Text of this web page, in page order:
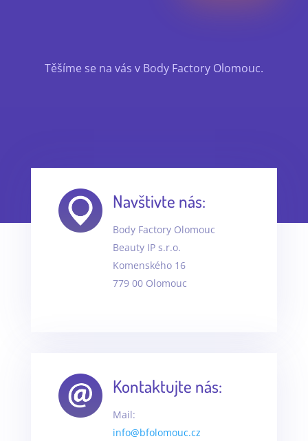
Těšíme se na vás v Body Factory Olomouc.
Navštivte nás:
Body Factory Olomouc
Beauty IP s.r.o.
Komenského 16
779 00 Olomouc
Kontaktujte nás:
Mail:
info@bfolomouc.cz